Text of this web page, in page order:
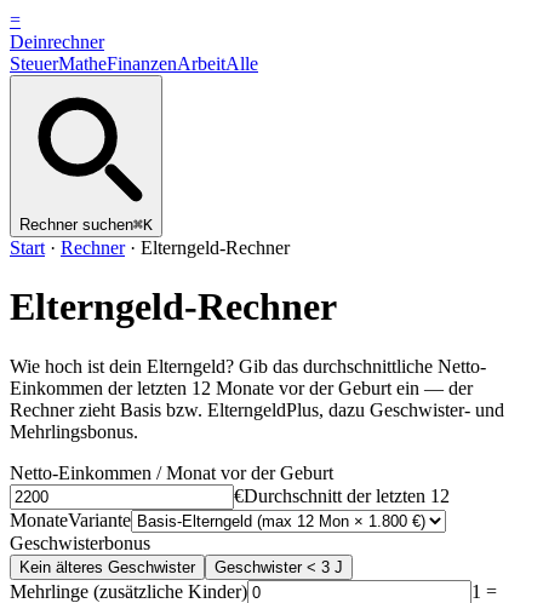
=
Deinrechner
SteuerMatheFinanzenArbeitAlle
Rechner suchen⌘K
Start · Rechner · Elterngeld-Rechner
Elterngeld-Rechner
Wie hoch ist dein Elterngeld? Gib das durchschnittliche Netto-
Einkommen der letzten 12 Monate vor der Geburt ein — der
Rechner zieht Basis bzw. ElterngeldPlus, dazu Geschwister- und
Mehrlingsbonus.
Netto-Einkommen / Monat vor der Geburt
€Durchschnitt der letzten 12
MonateVariante
Geschwisterbonus
Kein älteres Geschwister Geschwister < 3 J
Mehrlinge (zusätzliche Kinder)
1 =